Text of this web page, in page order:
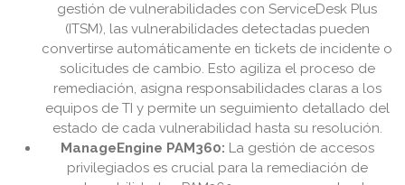
gestión de vulnerabilidades con ServiceDesk Plus
(ITSM), las vulnerabilidades detectadas pueden
convertirse automáticamente en tickets de incidente o
solicitudes de cambio. Esto agiliza el proceso de
remediación, asigna responsabilidades claras a los
equipos de TI y permite un seguimiento detallado del
estado de cada vulnerabilidad hasta su resolución.
ManageEngine PAM360: La gestión de accesos
privilegiados es crucial para la remediación de